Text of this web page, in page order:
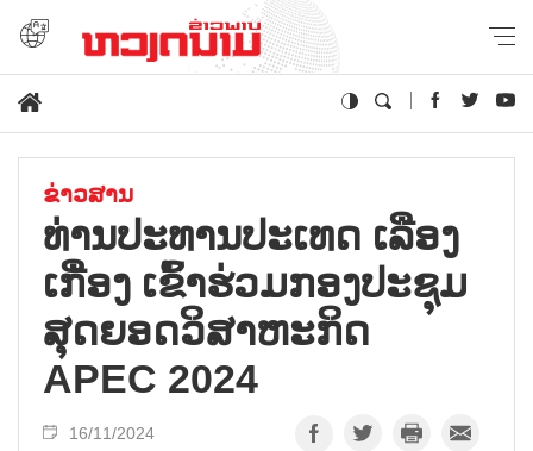
ຂ່າວສານ
ທ່ານປະທານປະເທດ ເລືອງ
ເກື່ອງ ເຂົ້າຮ່ວມກອງປະຊຸມ
ສຸດຍອດວິສາຫະກິດ
APEC 2024
16/11/2024